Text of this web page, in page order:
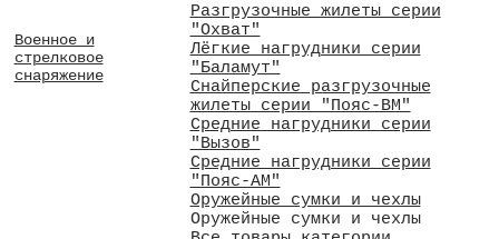
Военное и
стрелковое
снаряжение
Разгрузочные жилеты серии
"Охват"
Лёгкие нагрудники серии
"Баламут"
Снайперские разгрузочные
жилеты серии "Пояс-ВМ"
Средние нагрудники серии
"Вызов"
Средние нагрудники серии
"Пояс-АМ"
Оружейные сумки и чехлы
Оружейные сумки и чехлы